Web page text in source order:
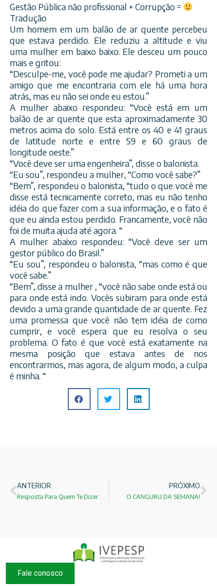
Gestão Pública não profissional + Corrupção =
Tradução
Um homem em um balão de ar quente percebeu
que estava perdido. Ele reduziu a altitude e viu
uma mulher em baixo baixo. Ele desceu um pouco
mais e gritou:
“Desculpe-me, você pode me ajudar? Prometi a um
amigo que me encontraria com ele há uma hora
atrás, mas eu não sei onde eu estou.”
A mulher abaixo respondeu: “Você está em um
balão de ar quente que esta aproximadamente 30
metros acima do solo. Está entre os 40 e 41 graus
de latitude norte e entre 59 e 60 graus de
longitude oeste.”
“Você deve ser uma engenheira”, disse o balonista.
“Eu sou”, respondeu a mulher, “Como você sabe?”
“Bem”, respondeu o balonista, “tudo o que você me
disse está tecnicamente correto, mas eu não tenho
idéia do que fazer com a sua informação, e o fato é
que eu ainda estou perdido. Francamente, você não
foi de muita ajuda até agora. “
A mulher abaixo respondeu: “Você deve ser um
gestor público do Brasil.”
“Eu sou”, respondeu o balonista, “mas como é que
você sabe.”
“Bem”, disse a mulher , “você não sabe onde está ou
para onde está indo. Vocês subiram para onde está
devido a uma grande quantidade de ar quente. Fez
uma promessa que você não tem idéia de como
cumprir, e você espera que eu resolva o seu
problema. O fato é que você está exatamente na
mesma posição que estava antes de nos
encontrarmos, mas agora, de algum modo, a culpa
é minha. “
ANTERIOR PRÓXIMO
O CANGURU DA SEMANA!
Fale conosco